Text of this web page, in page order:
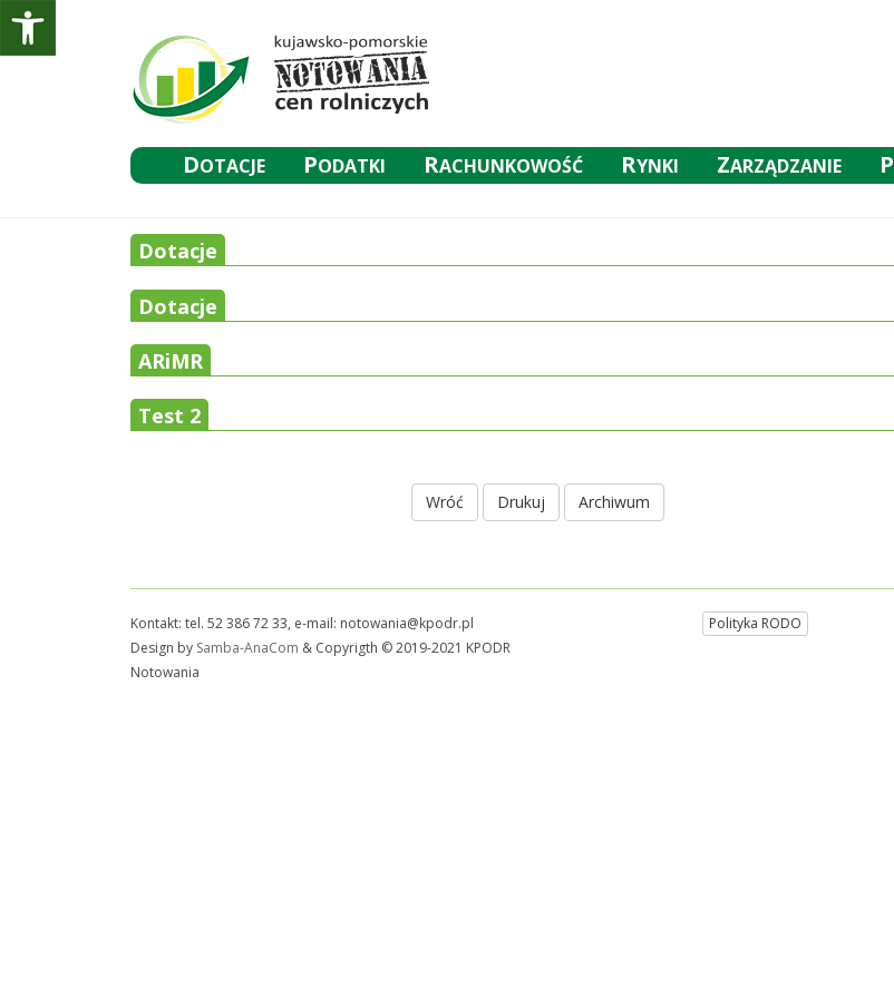
DOTACJE PODATKI RACHUNKOWOŚĆ RYNKI ZARZĄDZANIE P
Dotacje
Dotacje
ARiMR
Test 2
Wróć Drukuj Archiwum
Kontakt: tel. 52 386 72 33, e-mail: notowania@kpodr.pl
Design by Samba-AnaCom & Copyrigth © 2019-2021 KPODR
Notowania
Polityka RODO